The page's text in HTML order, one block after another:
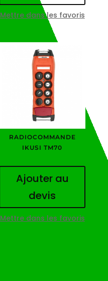
Mettre dans les favoris
RADIOCOMMANDE
IKUSI TM70
Ajouter au
devis
Mettre dans les favoris